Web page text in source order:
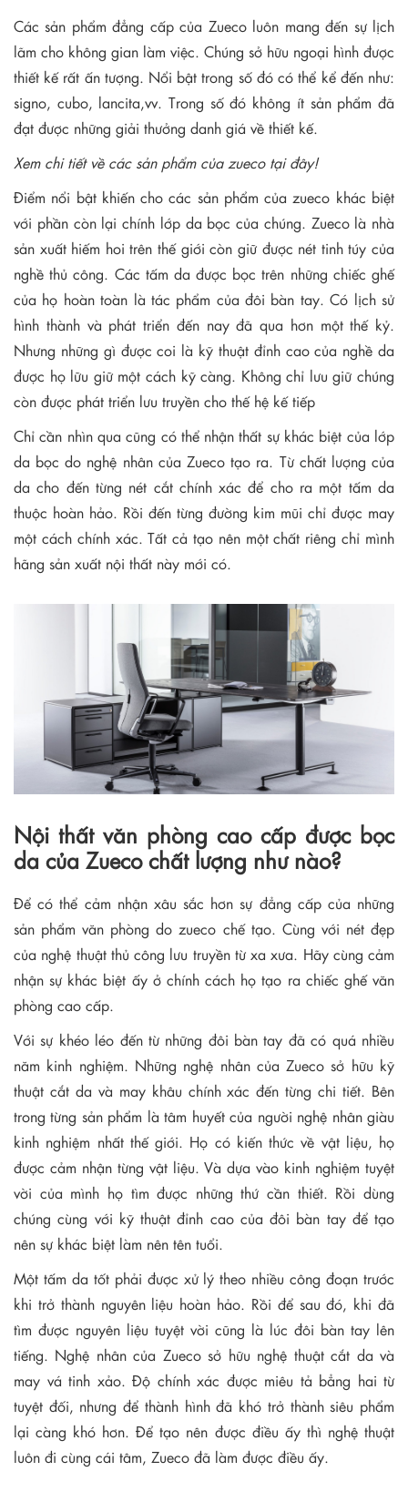
Các sản phẩm đẳng cấp của Zueco luôn mang đến sự lịch
lãm cho không gian làm việc. Chúng sở hữu ngoại hình được
thiết kế rất ấn tượng. Nổi bật trong số đó có thể kể đến như:
signo, cubo, lancita,vv. Trong số đó không ít sản phẩm đã
đạt được những giải thưởng danh giá về thiết kế.
Xem chi tiết về các sản phẩm của zueco tại đây!
Điểm nổi bật khiến cho các sản phẩm của zueco khác biệt
với phần còn lại chính lớp da bọc của chúng. Zueco là nhà
sản xuất hiếm hoi trên thế giới còn giữ được nét tinh túy của
nghề thủ công. Các tấm da được bọc trên những chiếc ghế
của họ hoàn toàn là tác phẩm của đôi bàn tay. Có lịch sử
hình thành và phát triển đến nay đã qua hơn một thế kỷ.
Nhưng những gì được coi là kỹ thuật đỉnh cao của nghề da
được họ lữu giữ một cách kỹ càng. Không chỉ lưu giữ chúng
còn được phát triển lưu truyền cho thế hệ kế tiếp
Chỉ cần nhìn qua cũng có thể nhận thất sự khác biệt của lớp
da bọc do nghệ nhân của Zueco tạo ra. Từ chất lượng của
da cho đến từng nét cắt chính xác để cho ra một tấm da
thuộc hoàn hảo. Rồi đến từng đường kim mũi chỉ được may
một cách chính xác. Tất cả tạo nên một chất riêng chỉ mình
hãng sản xuất nội thất này mới có.
Nội thất văn phòng cao cấp được bọc
da của Zueco chất lượng như nào?
Để có thể cảm nhận xâu sắc hơn sự đẳng cấp của những
sản phẩm văn phòng do zueco chế tạo. Cùng với nét đẹp
của nghệ thuật thủ công lưu truyền từ xa xưa. Hãy cùng cảm
nhận sự khác biệt ấy ở chính cách họ tạo ra chiếc ghế văn
phòng cao cấp.
Với sự khéo léo đến từ những đôi bàn tay đã có quá nhiều
năm kinh nghiệm. Những nghệ nhân của Zueco sở hữu kỹ
thuật cắt da và may khâu chính xác đến từng chi tiết. Bên
trong từng sản phẩm là tâm huyết của người nghệ nhân giàu
kinh nghiệm nhất thế giới. Họ có kiến thức về vật liệu, họ
được cảm nhận từng vật liệu. Và dựa vào kinh nghiệm tuyệt
vời của mình họ tìm được những thứ cần thiết. Rồi dùng
chúng cùng với kỹ thuật đỉnh cao của đôi bàn tay để tạo
nên sự khác biệt làm nên tên tuổi.
Một tấm da tốt phải được xử lý theo nhiều công đoạn trước
khi trở thành nguyên liệu hoàn hảo. Rồi để sau đó, khi đã
tìm được nguyên liệu tuyệt vời cũng là lúc đôi bàn tay lên
tiếng. Nghệ nhân của Zueco sở hữu nghệ thuật cắt da và
may vá tinh xảo. Độ chính xác được miêu tả bẳng hai từ
tuyệt đối, nhưng để thành hình đã khó trở thành siêu phẩm
lại càng khó hơn. Để tạo nên được điều ấy thì nghệ thuật
luôn đi cùng cái tâm, Zueco đã làm được điều ấy.